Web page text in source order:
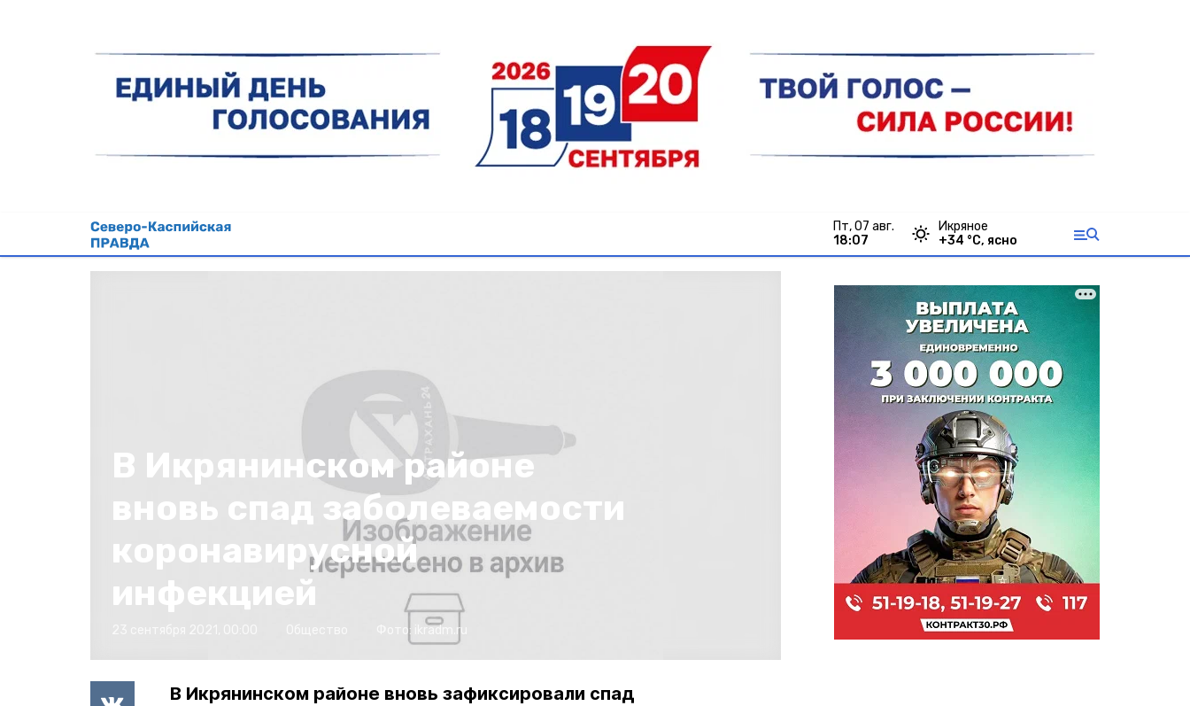
пт, 07 авг.
18:07
Икряное
+34 °С, ясно
В Икрянинском районе
вновь спад заболеваемости
коронавирусной
инфекцией
Фото: ikradm.ru
В Икрянинском районе вновь зафиксировали спад